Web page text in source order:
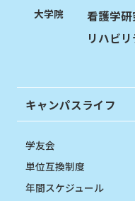
大学院
看護学
リハビ
キャンパスライフ
学友会
単位互換制度
年間スケジュール